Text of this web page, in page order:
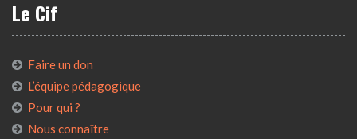
Le Cif
Faire un don
L’équipe pédagogique
Pour qui ?
Nous connaître